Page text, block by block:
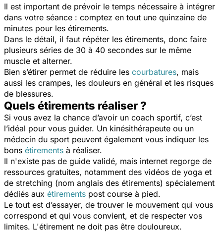
Il est important de prévoir le temps nécessaire à intégrer
dans votre séance : comptez en tout une quinzaine de
minutes pour les étirements.
Dans le détail, il faut répéter les étirements, donc faire
plusieurs séries de 30 à 40 secondes sur le même
muscle et alterner.
Bien s’étirer permet de réduire les courbatures, mais
aussi les crampes, les douleurs en général et les risques
de blessures.
Quels étirements réaliser ?
Si vous avez la chance d’avoir un coach sportif, c’est
l’idéal pour vous guider. Un kinésithérapeute ou un
médecin du sport peuvent également vous indiquer les
bons étirements à réaliser.
Il n'existe pas de guide validé, mais internet regorge de
ressources gratuites, notamment des vidéos de yoga et
de stretching (nom anglais des étirements) spécialement
dédiés aux étirements post course à pied.
Le tout est d’essayer, de trouver le mouvement qui vous
correspond et qui vous convient, et de respecter vos
limites. L'étirement ne doit pas être douloureux.